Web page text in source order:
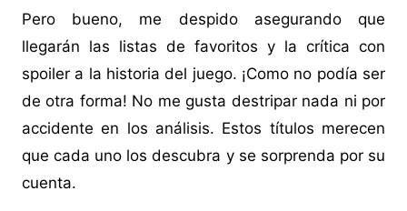
Pero bueno, me despido asegurando que
llegarán las listas de favoritos y la crítica con
spoiler a la historia del juego. ¡Como no podía ser
de otra forma! No me gusta destripar nada ni por
accidente en los análisis. Estos títulos merecen
que cada uno los descubra y se sorprenda por su
cuenta.